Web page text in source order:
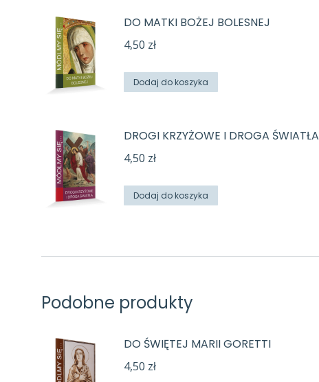
DO MATKI BOŻEJ BOLESNEJ
4,50 zł
Dodaj do koszyka
DROGI KRZYŻOWE I DROGA ŚWIATŁA
4,50 zł
Dodaj do koszyka
Podobne produkty
DO ŚWIĘTEJ MARII GORETTI
4,50 zł